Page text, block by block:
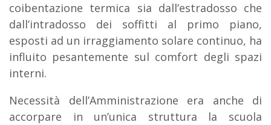
coibentazione termica sia dall’estradosso che
dall’intradosso dei soffitti al primo piano,
esposti ad un irraggiamento solare continuo, ha
influito pesantemente sul comfort degli spazi
interni.
Necessità dell’Amministrazione era anche di
accorpare in un’unica struttura la scuola